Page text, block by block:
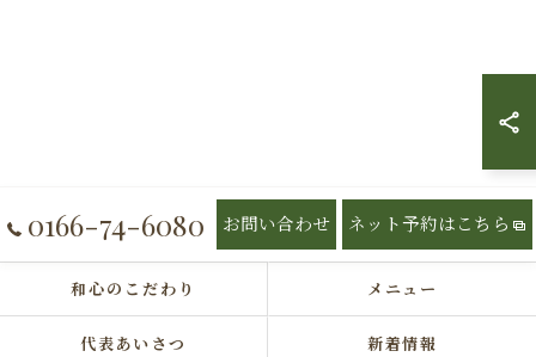
0166-74-6080 お問い合わせ ネット予約はこちら
和心のこだわり メニュー
代表あいさつ 新着情報